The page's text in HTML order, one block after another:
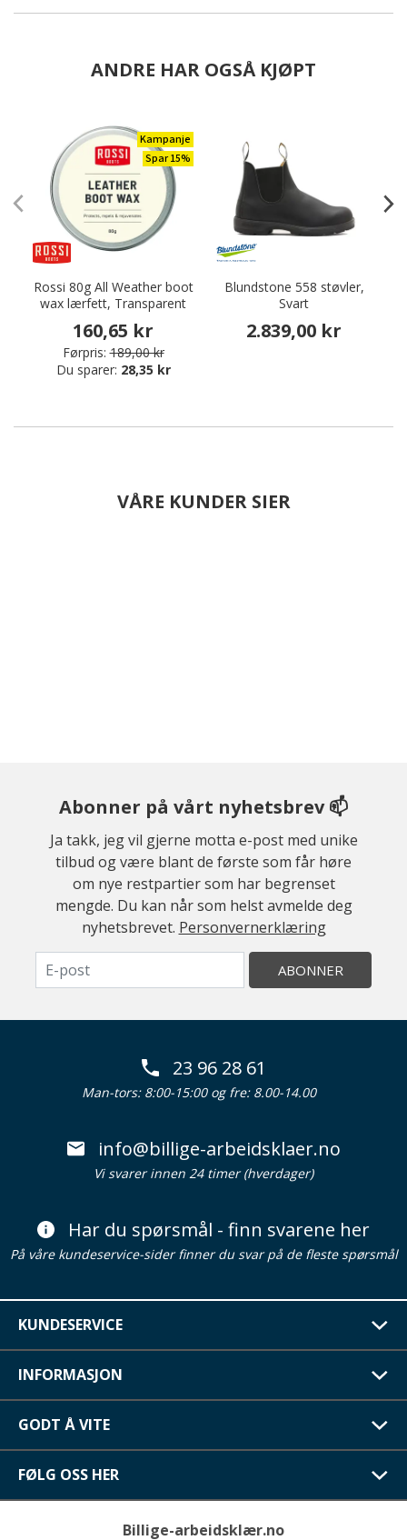
ANDRE HAR OGSÅ KJØPT
Kampanje
Spar 15%
Rossi 80g All Weather boot
wax lærfett, Transparent
160,65 kr
Førpris: 189,00 kr
Du sparer: 28,35 kr
Blundstone 558 støvler,
Svart
2.839,00 kr
VÅRE KUNDER SIER
Abonner på vårt nyhetsbrev 📫
Ja takk, jeg vil gjerne motta e-post med unike
tilbud og være blant de første som får høre
om nye restpartier som har begrenset
mengde. Du kan når som helst avmelde deg
nyhetsbrevet. Personvernerklæring
ABONNER
23 96 28 61
Man-tors: 8:00-15:00 og fre: 8.00-14.00
info@billige-arbeidsklaer.no
Vi svarer innen 24 timer (hverdager)
Har du spørsmål - finn svarene her
På våre kundeservice-sider finner du svar på de fleste spørsmål
KUNDESERVICE
INFORMASJON
GODT Å VITE
FØLG OSS HER
Billige-arbeidsklær.no